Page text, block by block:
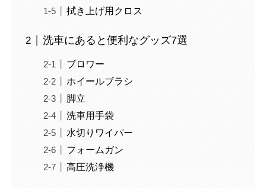
拭き上げ用クロス
洗車にあると便利なグッズ7選
ブロワー
ホイールブラシ
脚立
洗車用手袋
水切りワイパー
フォームガン
高圧洗浄機